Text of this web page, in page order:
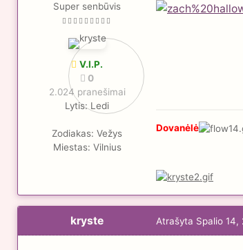
Super senbūvis
V.I.P.
0
2.024 pranešimai
Lytis: Ledi
Zodiakas: Vežys
Miestas: Vilnius
Dovanėlė
kryste Atrašyta Spalio 14,